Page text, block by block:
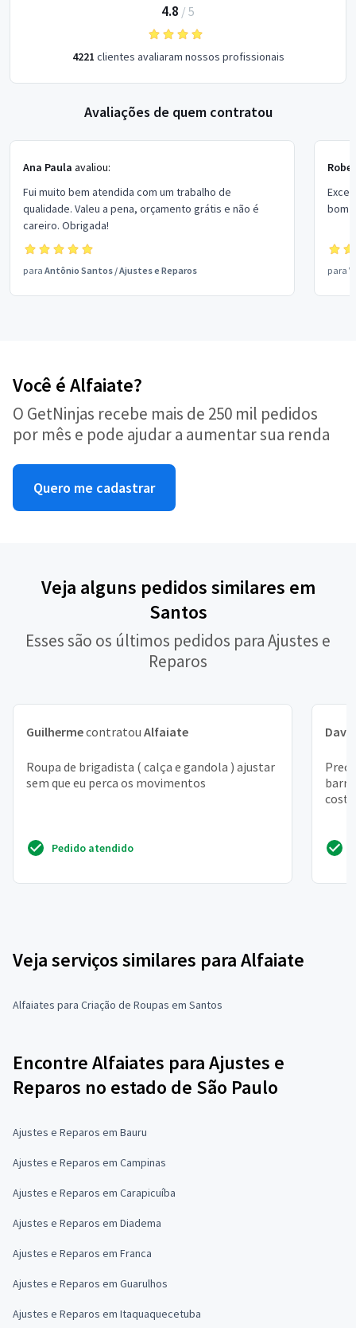
4.8 / 5
4221 clientes avaliaram nossos profissionais
Avaliações de quem contratou
Ana Paula avaliou:
Fui muito bem atendida com um trabalho de
qualidade. Valeu a pena, orçamento grátis e não é
careiro. Obrigada!
para Antônio Santos /Ajustes e Reparos
bom
para
Você é Alfaiate?
O GetNinjas recebe mais de 250 mil pedidos
por mês e pode ajudar a aumentar sua renda
Quero me cadastrar
Veja alguns pedidos similares em
Santos
Esses são os últimos pedidos para Ajustes e
Reparos
Guilhermecontratou Alfaiate
Roupa de brigadista ( calça e gandola ) ajustar
sem que eu perca os movimentos
Pedido atendido
Davi
Veja serviços similares para Alfaiate
Alfaiates para Criação de Roupas em Santos
Encontre Alfaiates para Ajustes e
Reparos no estado de São Paulo
Ajustes e Reparos em Bauru
Ajustes e Reparos em Campinas
Ajustes e Reparos em Carapicuíba
Ajustes e Reparos em Diadema
Ajustes e Reparos em Franca
Ajustes e Reparos em Guarulhos
Ajustes e Reparos em Itaquaquecetuba